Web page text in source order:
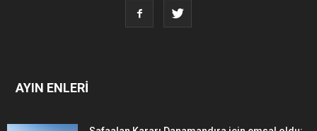
AYIN ENLERİ